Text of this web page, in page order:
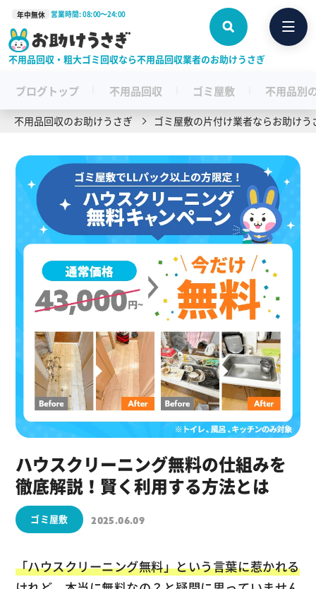
年中無休 営業時間: 08:00〜24:00
不用品回収・粗大ゴミ回収なら不用品回収業者のお助けうさぎ
ブログトップ 不用品回収 ゴミ屋敷 不用品別
不用品回収のお助けうさぎ ゴミ屋敷の片付け業者ならお助けう
ハウスクリーニング無料の仕組みを
徹底解説！賢く利用する方法とは
ゴミ屋敷 2025.06.09
「ハウスクリーニング無料」という言葉に惹かれる